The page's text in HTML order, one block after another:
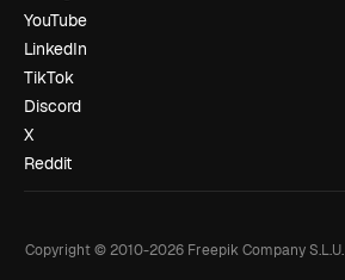
YouTube
LinkedIn
TikTok
Discord
X
Reddit
Copyright © 2010-2026Freepik Company S.L.U.